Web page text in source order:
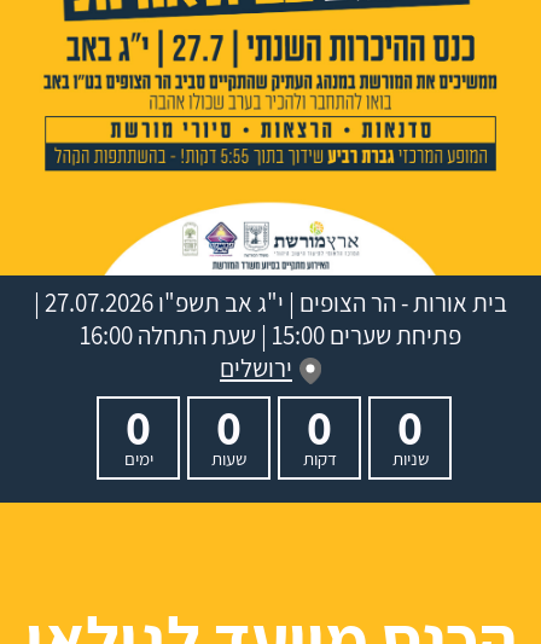
בית אורות - הר הצופים | י"ג אב תשפ"ו
27.07.2026 |
פתיחת שערים 15:00 | שעת התחלה 16:00
ירושלים
0
שניות
0
דקות
0
שעות
0
ימים